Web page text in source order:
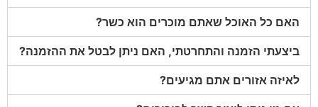
האם כל האוכל שאתם מוכרים הוא כשר?
ביצעתי הזמנה והתחרטתי, האם ניתן לבטל את ההזמנה?
לאיזה אזורים אתם מגיעים?